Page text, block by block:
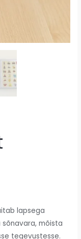
lapsega
mõista
tegevustesse.